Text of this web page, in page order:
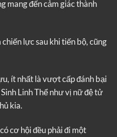
mang đến cảm giác thành
lực sau khi tiến bộ, cũng
ít nhất là vượt cấp đánh bại
Linh Thể như vị nữ đệ tử
kia.
cơ hội đều phải đi một